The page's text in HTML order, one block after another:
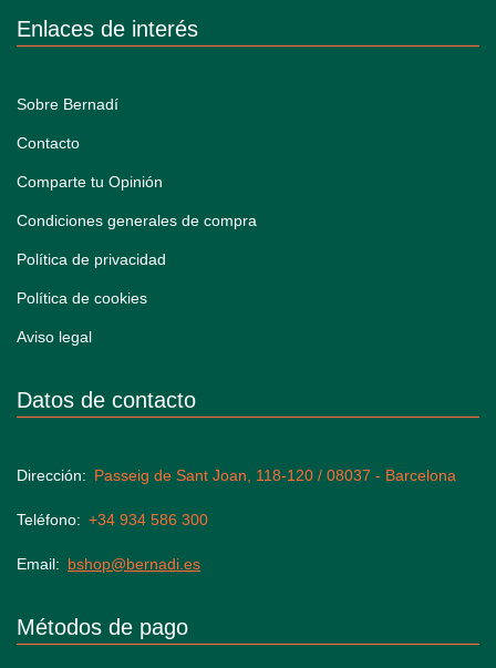
Enlaces de interés
Sobre Bernadí
Contacto
Comparte tu Opinión
Condiciones generales de compra
Política de privacidad
Política de cookies
Aviso legal
Datos de contacto
Dirección Passeig de Sant Joan, 118-120 / 08037 - Barcelona
Teléfono +34 934 586 300
Email bshop@bernadi.es
Métodos de pago